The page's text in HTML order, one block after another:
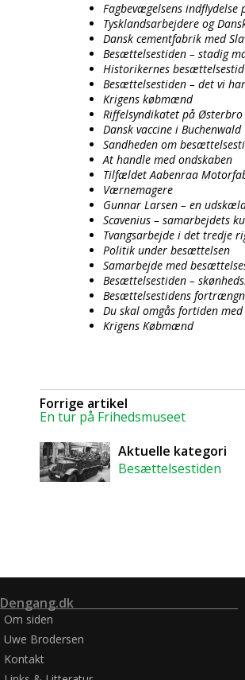
Fagbevægelsens indflydelse
Tysklandsarbejdere og
Dansk cementfabrik med
Besættelsestiden – stadig
Historikernes besættelsestid
Besættelsestiden – det vi
Krigens købmænd
Riffelsyndikatet på Østerbro
Dansk vaccine i Buchenwald
Sandheden om
At handle med ondskaben
Tilfældet Aabenraa
Værnemagere
Gunnar Larsen – en
Scavenius – samarbejdets
Tvangsarbejde i det tredje
Politik under besættelsen
Samarbejde med
Besættelsestiden –
Besættelsestidens
Du skal omgås fortiden
Krigens Købmænd
Forrige artikel
En tur på Frihedsmuseet
Aktuelle kategori
Besættelsestiden
Dengang.dk
Om siden
Uwe Brodersen
Kontakt